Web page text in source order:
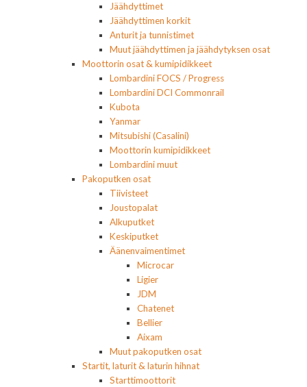
Jäähdyttimet
Jäähdyttimen korkit
Anturit ja tunnistimet
Muut jäähdyttimen ja jäähdytyksen osat
Moottorin osat & kumipidikkeet
Lombardini FOCS / Progress
Lombardini DCI Commonrail
Kubota
Yanmar
Mitsubishi (Casalini)
Moottorin kumipidikkeet
Lombardini muut
Pakoputken osat
Tiivisteet
Joustopalat
Alkuputket
Keskiputket
Äänenvaimentimet
Microcar
Ligier
JDM
Chatenet
Bellier
Aixam
Muut pakoputken osat
Startit, laturit & laturin hihnat
Starttimoottorit